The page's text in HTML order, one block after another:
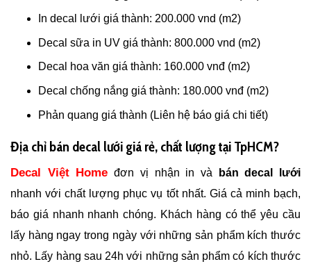
In decal lưới giá thành: 200.000 vnd (m2)
Decal sữa in UV giá thành: 800.000 vnd (m2)
Decal hoa văn giá thành: 160.000 vnđ (m2)
Decal chống nắng giá thành: 180.000 vnđ (m2)
Phản quang giá thành (Liên hệ báo giá chi tiết)
Địa chỉ bán decal lưới giá rẻ, chất lượng tại TpHCM?
Decal Việt Home đơn vị nhận in và
bán decal lưới
nhanh với chất lượng phục vụ tốt nhất. Giá cả minh bạch,
báo giá nhanh nhanh chóng. Khách hàng có thể yêu cầu
lấy hàng ngay trong ngày với những sản phẩm kích thước
nhỏ. Lấy hàng sau 24h với những sản phẩm có kích thước